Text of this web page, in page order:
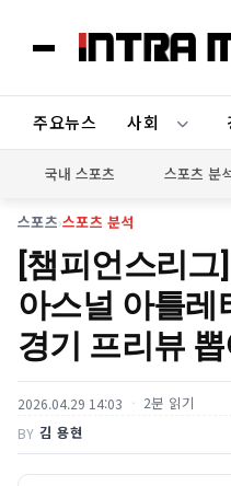
주요뉴스 사회
국내 스포츠 스포츠 분
스포츠›스포츠 분석
[챔피언스리
아스널 아틀레
경기 프리뷰 뽑
2026.04.29 14:03 2분 읽기
BY 김 용현